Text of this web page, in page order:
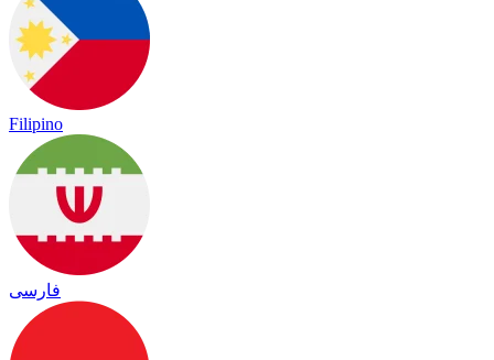
Filipino
فارسی